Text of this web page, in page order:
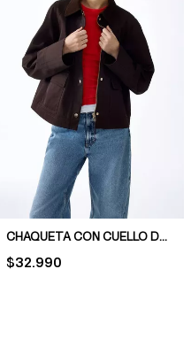
CHAQUETA CON CUELLO DE COTELÉ
PRICE:
$32.990